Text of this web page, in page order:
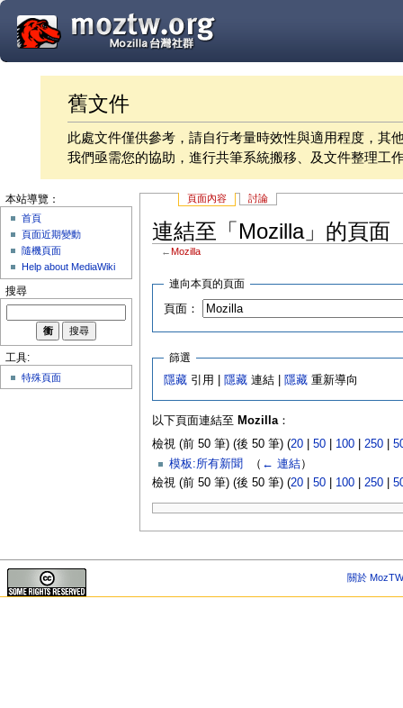
舊文件
此處文件僅供參考，請自行考量時效性與適用程度，其
我們亟需您的協助，進行共筆系統搬移、及文件整理工
頁面內容 討論
連結至「Mozilla」的頁面
← Mozilla
連向本頁的頁面
頁面：
篩選
隱藏 引用 | 隱藏 連結 | 隱藏 重新導向
以下頁面連結至 Mozilla：
檢視 (前 50 筆) (後 50 筆) (20| 50| 100| 250|
模板:所有新聞
（ ← 連結）
檢視 (前 50 筆) (後 50 筆) (20| 50| 100| 250|
本站導覽：
首頁
頁面近期變動
隨機頁面
Help about MediaWiki
搜尋
工具:
特殊頁面
關於